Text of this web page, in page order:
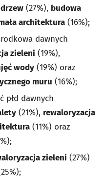
(27%), budowa
architektura (16%);
dawnych
zieleni (19%),
wody (19%) oraz
muru (16%);
płd dawnych
(21%), rewaloryzacja
(11%) oraz
zieleni (27%)